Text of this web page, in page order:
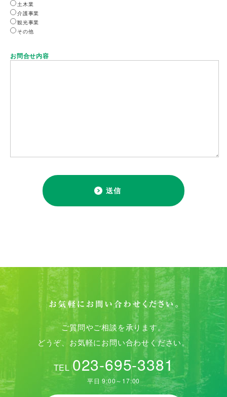
土木業
介護事業
観光事業
その他
お問合せ内容
ご質問やご相談を承ります。
どうぞ、お気軽にお問い合わせください。
TEL023-695-3381
平日 9:00～17:00